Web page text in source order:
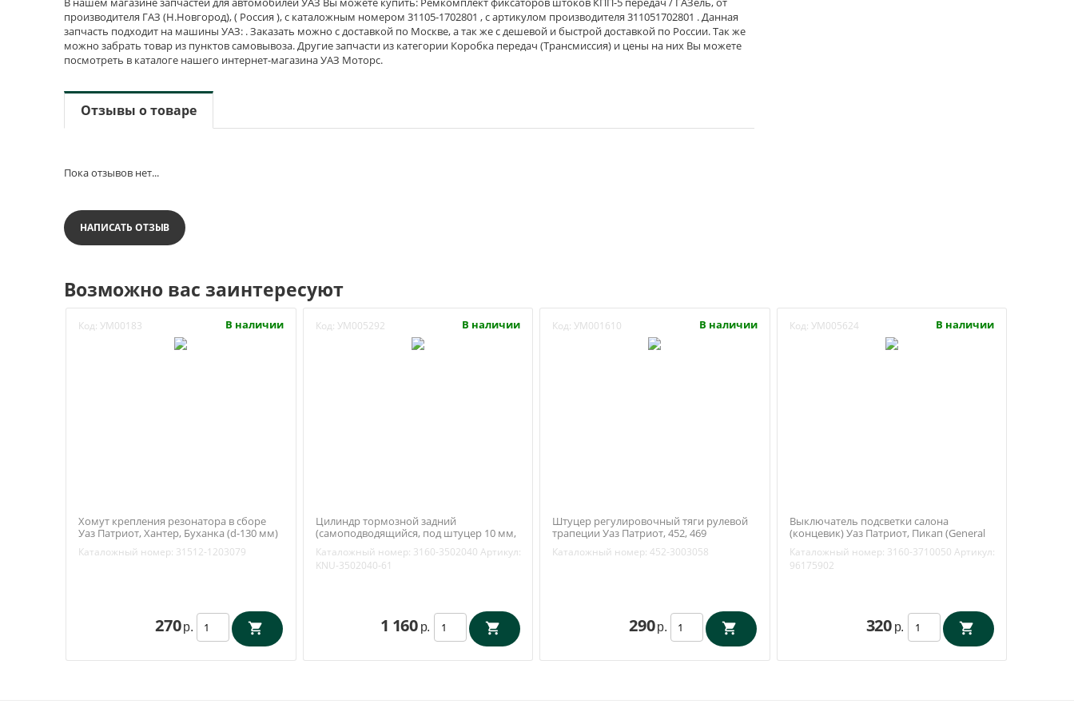
производителя ГАЗ (Н.Новгород), ( Россия ), с каталожным номером 31105-1702801 , с артикулом производителя 311051702801 . Данная
запчасть подходит на машины УАЗ: . Заказать можно с доставкой по Москве, а так же с дешевой и быстрой доставкой по России. Так же
можно забрать товар из пунктов самовывоза. Другие запчасти из категории Коробка передач (Трансмиссия) и цены на них Вы можете
посмотреть в каталоге нашего интернет-магазина УАЗ Моторс.
Отзывы о товаре
Пока отзывов нет...
НАПИСАТЬ ОТЗЫВ
Возможно вас заинтересуют
Код: УМ00183 В наличии
Хомут крепления резонатора в сборе
Уаз Патриот, Хантер, Буханка (d-130 мм)
31512-1203079
Каталожный номер: 31512-1203079
270 р.
Код: УМ005292 В наличии
Цилиндр тормозной задний
(самоподводящийся, под штуцер 10 мм,
(Tanaki) 3160-3502040
Каталожный номер: 3160-3502040 Артикул:
KNU-3502040-61
1 160 р.
Код: УМ001610 В наличии
Штуцер регулировочный тяги рулевой
трапеции Уаз Патриот, 452, 469
Каталожный номер: 452-3003058
290 р.
Код: УМ005624 В наличии
Выключатель подсветки салона
(концевик) Уаз Патриот, Пикап (General
Каталожный номер: 3160-3710050 Артикул:
96175902
320 р.